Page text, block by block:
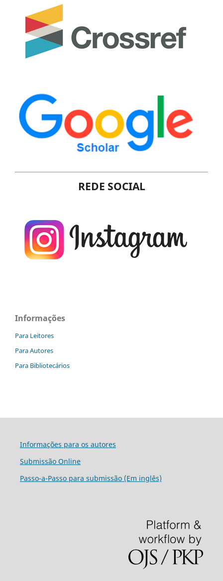
REDE SOCIAL
Informações
Para Leitores
Para Autores
Para Bibliotecários
Informações para os autores
Submissão Online
Passo-a-Passo para submissão (Em inglês)